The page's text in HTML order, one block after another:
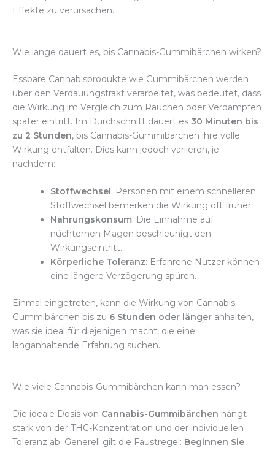
Effekte zu verursachen.
Wie lange dauert es, bis Cannabis-Gummibärchen wirken?
Essbare Cannabisprodukte wie Gummibärchen werden
über den Verdauungstrakt verarbeitet, was bedeutet, dass
die Wirkung im Vergleich zum Rauchen oder Verdampfen
später eintritt. Im Durchschnitt dauert es 30 Minuten bis
zu 2 Stunden, bis Cannabis-Gummibärchen ihre volle
Wirkung entfalten. Dies kann jedoch variieren, je
nachdem:
Stoffwechsel: Personen mit einem schnelleren
Stoffwechsel bemerken die Wirkung oft früher.
Nahrungskonsum: Die Einnahme auf
nüchternen Magen beschleunigt den
Wirkungseintritt.
Körperliche Toleranz: Erfahrene Nutzer können
eine längere Verzögerung spüren.
Einmal eingetreten, kann die Wirkung von Cannabis-
Gummibärchen bis zu 6 Stunden oder länger anhalten,
was sie ideal für diejenigen macht, die eine
langanhaltende Erfahrung suchen.
Wie viele Cannabis-Gummibärchen kann man essen?
Die ideale Dosis von Cannabis-Gummibärchen hängt
stark von der THC-Konzentration und der individuellen
Toleranz ab. Generell gilt die Faustregel: Beginnen Sie